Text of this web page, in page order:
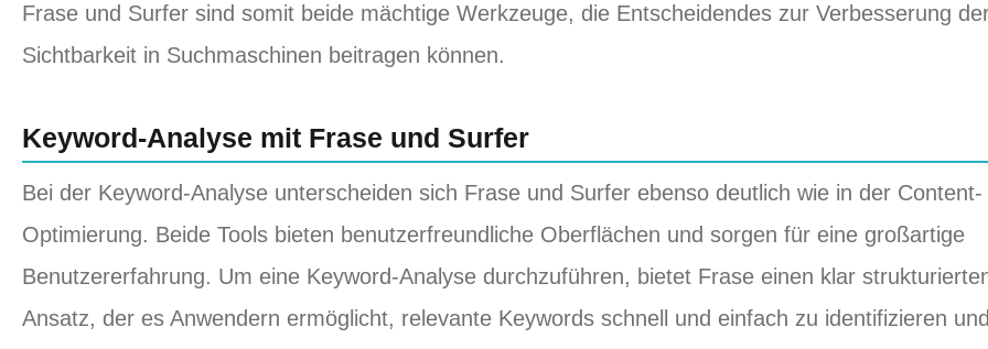
Frase und Surfer sind somit beide mächtige Werkzeuge, die Entscheidendes zur Verbesserung
Sichtbarkeit in Suchmaschinen beitragen können.
Keyword-Analyse mit Frase und Surfer
Bei der Keyword-Analyse unterscheiden sich Frase und Surfer ebenso deutlich wie in der Content-
Optimierung. Beide Tools bieten benutzerfreundliche Oberflächen und sorgen für eine großartige
Benutzererfahrung. Um eine Keyword-Analyse durchzuführen, bietet Frase einen klar
Ansatz, der es Anwendern ermöglicht, relevante Keywords schnell und einfach zu identifizieren